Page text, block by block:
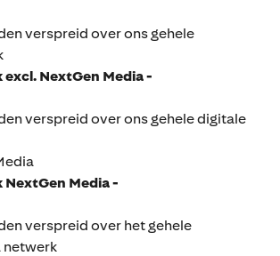
verspreid over ons gehele
excl. NextGen Media -
verspreid over ons gehele digitale
NextGen Media -
verspreid over het gehele
netwerk